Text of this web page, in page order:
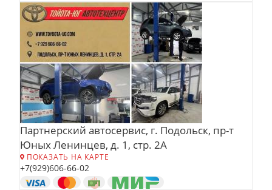
Партнерский автосервис, г. Подольск, пр-т
Юных Ленинцев, д. 1, стр. 2А
ПОКАЗАТЬ НА КАРТЕ
+7(929)606-66-02